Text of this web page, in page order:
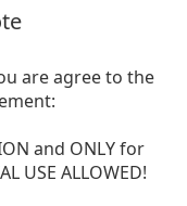
are agree to the
and ONLY for
USE ALLOWED!